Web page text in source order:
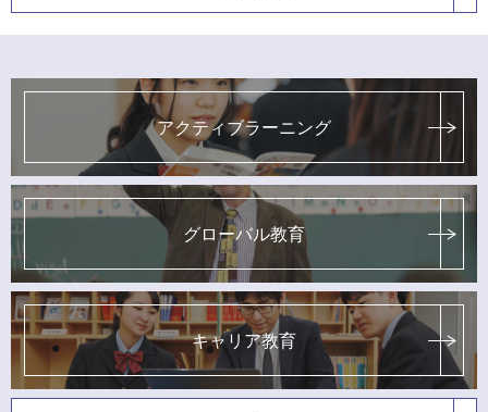
アクティブラーニング
グローバル教育
キャリア教育